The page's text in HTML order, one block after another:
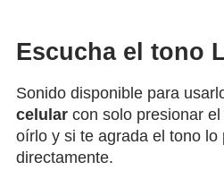
Escucha el tono
Sonido disponible para
celular con solo presionar
oírlo y si te agrada el tono lo
directamente.